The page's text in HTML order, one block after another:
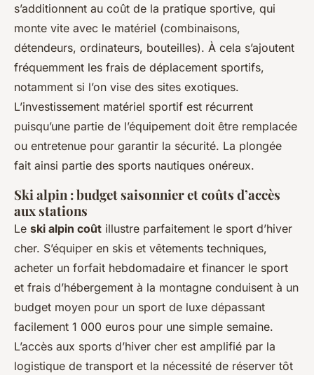
s’additionnent au coût de la pratique sportive, qui
monte vite avec le matériel (combinaisons,
détendeurs, ordinateurs, bouteilles). À cela s’ajoutent
fréquemment les frais de déplacement sportifs,
notamment si l’on vise des sites exotiques.
L’investissement matériel sportif est récurrent
puisqu’une partie de l’équipement doit être remplacée
ou entretenue pour garantir la sécurité. La plongée
fait ainsi partie des sports nautiques onéreux.
Ski alpin : budget saisonnier et coûts d’accès
aux stations
Le ski alpin coût illustre parfaitement le sport d’hiver
cher. S’équiper en skis et vêtements techniques,
acheter un forfait hebdomadaire et financer le sport
et frais d’hébergement à la montagne conduisent à un
budget moyen pour un sport de luxe dépassant
facilement 1 000 euros pour une simple semaine.
L’accès aux sports d’hiver cher est amplifié par la
logistique de transport et la nécessité de réserver tôt